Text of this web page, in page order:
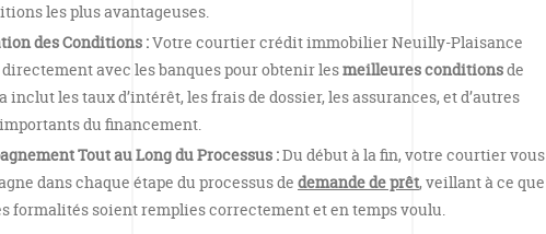
les plus avantageuses.
des Conditions :Votre courtier crédit immobilier Neuilly-Plaisance
avec les banques pour obtenir lesmeilleures conditionsde
inclut les taux d’intérêt, les frais de dossier, les assurances, et d’autres
du financement.
Tout au Long du Processus :Du début à la fin, votre courtier vous
dans chaque étape du processus de demande de prêt, veillant à ce que
formalités soient remplies correctement et en temps voulu.